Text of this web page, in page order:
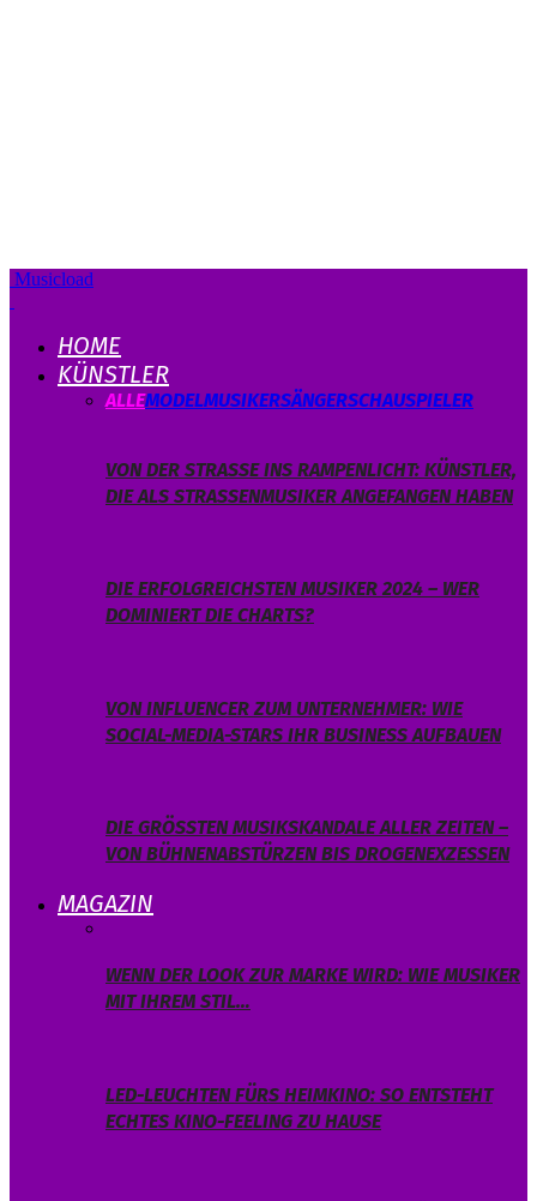
Musicload
HOME
KÜNSTLER
ALLEMODELMUSIKERSÄNGERSCHAUSPIELER
VON DER STRASSE INS RAMPENLICHT: KÜNSTLER, D
IE ALS STRASSENMUSIKER ANGEFANGEN HABEN
DIE ERFOLGREICHSTEN MUSIKER 2024 – WER
DOMINIERT DIE CHARTS?
VON INFLUENCER ZUM UNTERNEHMER: WIE
SOCIAL-MEDIA-STARS IHR BUSINESS AUFBAUEN
DIE GRÖSSTEN MUSIKSKANDALE ALLER ZEITEN – V
ON BÜHNENABSTÜRZEN BIS DROGENEXZESSEN
MAGAZIN
WENN DER LOOK ZUR MARKE WIRD: WIE MUSIKER
MIT IHREM STIL…
LED-LEUCHTEN FÜRS HEIMKINO: SO ENTSTEHT
ECHTES KINO-FEELING ZU HAUSE